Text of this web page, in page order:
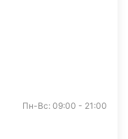
Пн-Вс: 09:00 - 21:00